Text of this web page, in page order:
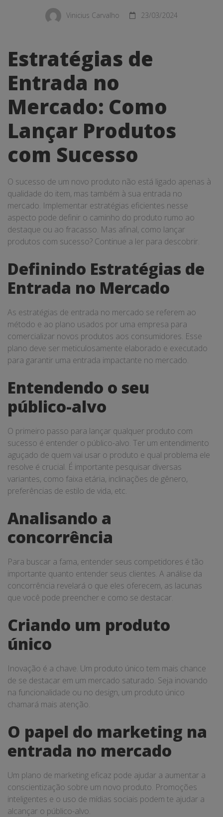
SucessoVinicius Carvalho 23/03/2024
Estratégias de
Entrada no
Mercado: Como
Lançar Produtos
com Sucesso
O sucesso de um novo produto não está ligado apenas à
qualidade do item, mas também à sua entrada no
mercado. Implementar estratégias eficientes nesse
aspecto pode definir o caminho do produto rumo ao
destaque ou ao fracasso. Mas afinal, como lançar
produtos com sucesso? Continue a ler para descobrir.
Definindo Estratégias de
Entrada no Mercado
As estratégias de entrada no mercado se referem ao
método e ao plano usados ​​por uma empresa para
comercializar novos produtos aos consumidores. Esse
plano deve ser meticulosamente elaborado e executado
para garantir uma entrada impactante no mercado.
Entendendo o seu
público-alvo
O primeiro passo para lançar qualquer produto com
sucesso é entender o público-alvo. Ter um entendimento
aguçado de quem vai usar o produto e qual problema ele
resolve é crucial. É importante pesquisar diversas
variantes, como faixa etária, inclinações de gênero,
preferências de estilo de vida, etc.
Analisando a
concorrência
Para buscar a fama, entender seus competidores é tão
importante quanto entender seus clientes. A análise da
concorrência revelará o que eles oferecem, as lacunas
que você pode preencher e como se destacar.
Criando um produto
único
Inovação é a chave. Um produto único tem mais chance
de se destacar em um mercado saturado. Seja inovando
na funcionalidade ou no design, um produto único
chamará mais atenção.
O papel do marketing na
entrada no mercado
Um plano de marketing eficaz pode ajudar a aumentar a
conscientização sobre um novo produto. Promoções
inteligentes e o uso de mídias sociais podem te ajudar a
alcançar o público-alvo.